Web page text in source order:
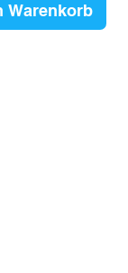
Warenkorb